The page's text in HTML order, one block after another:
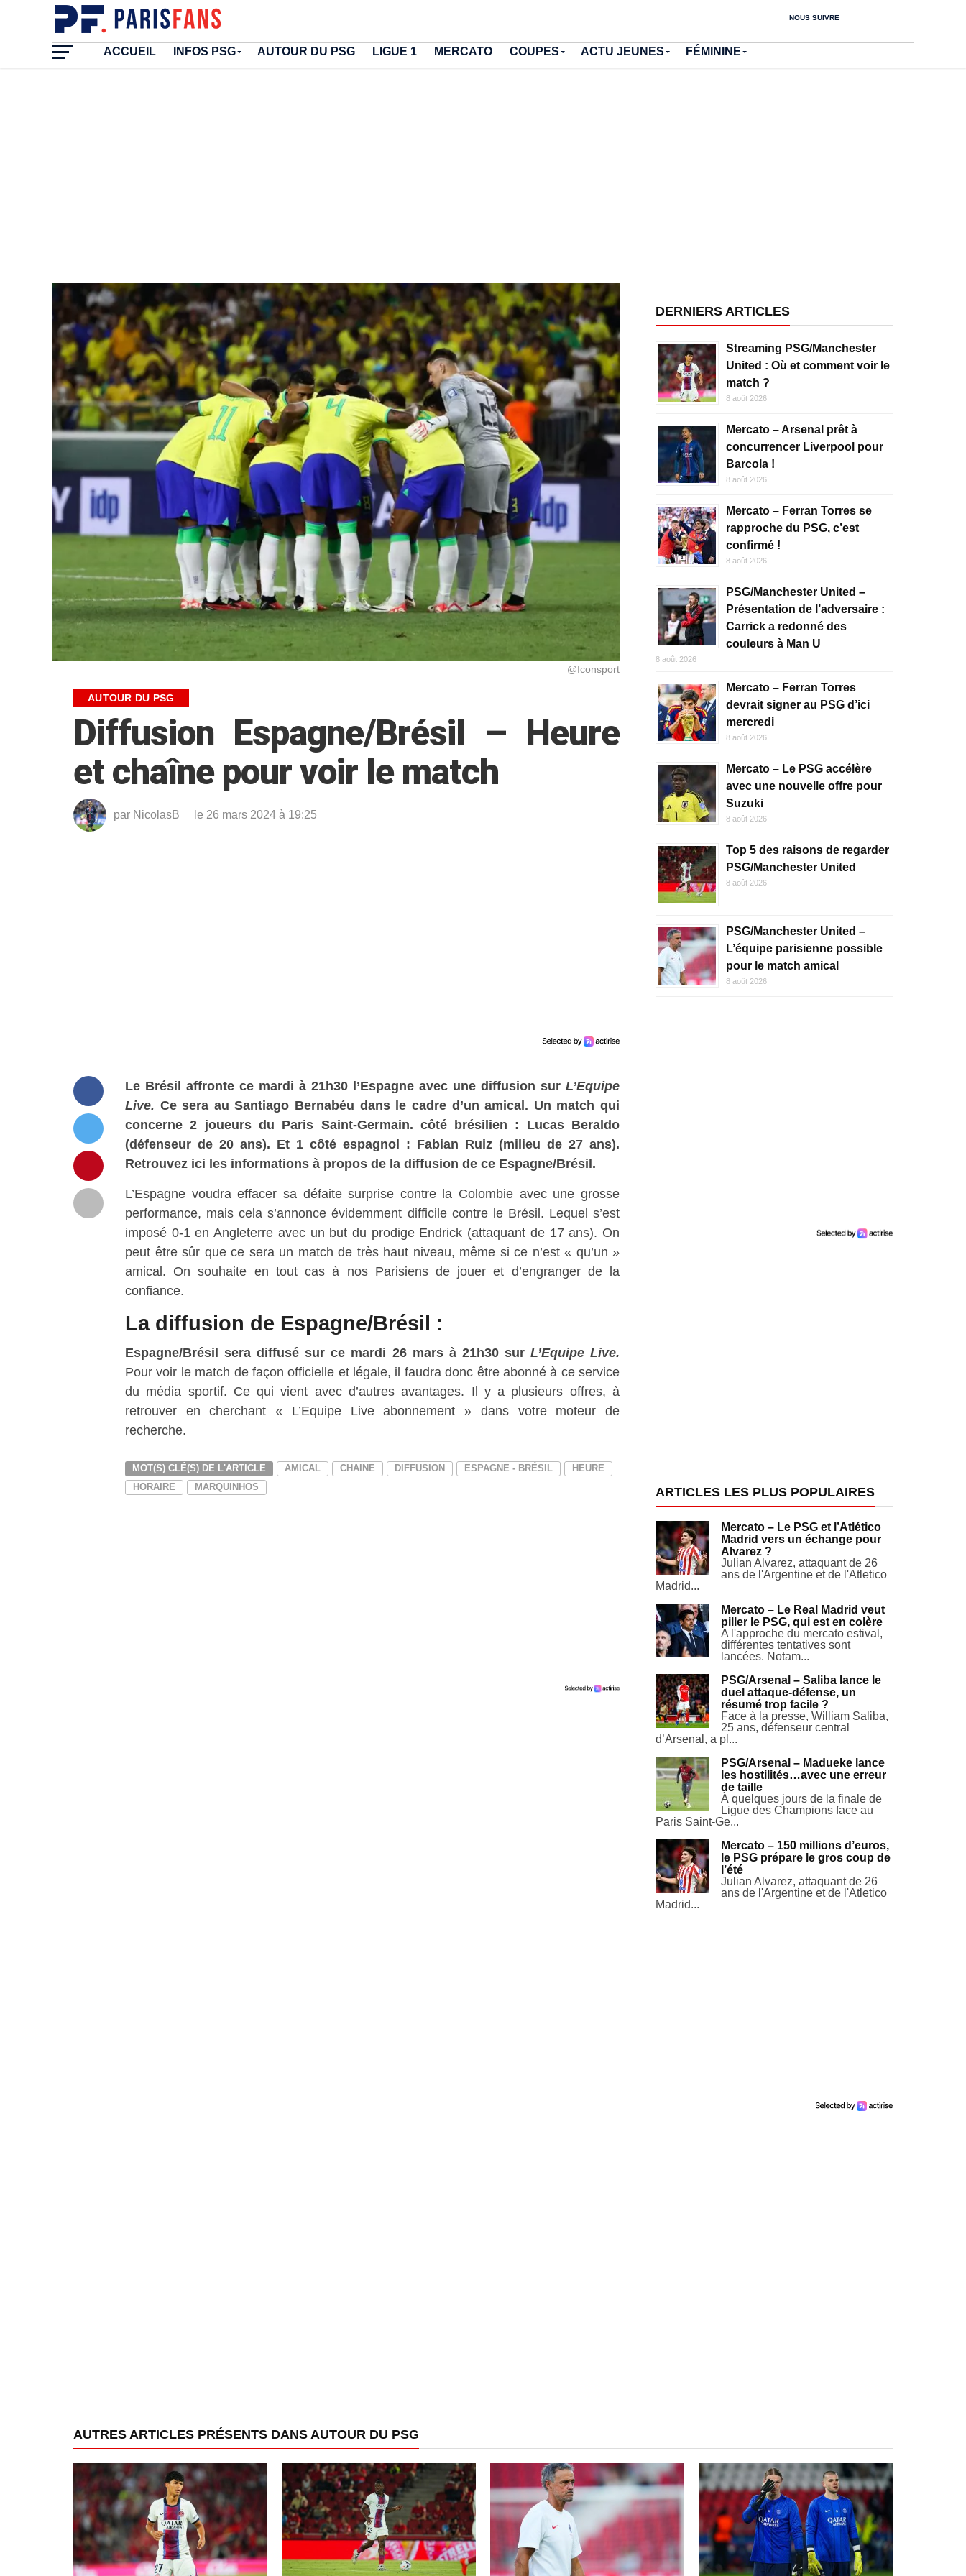
NOUS SUIVRE
ACCUEIL INFOS PSG AUTOUR DU PSG LIGUE 1 MERCATO COUPES ACTU JEUNES FÉMININE
@Iconsport
AUTOUR DU PSG
Diffusion Espagne/Brésil – Heure
et chaîne pour voir le match
par NicolasB le 26 mars 2024 à 19:25
Le Brésil affronte ce mardi à 21h30 l’Espagne avec une diffusion sur L’Equipe
Live. Ce sera au Santiago Bernabéu dans le cadre d’un amical. Un match qui
concerne 2 joueurs du Paris Saint-Germain. côté brésilien : Lucas Beraldo
(défenseur de 20 ans). Et 1 côté espagnol : Fabian Ruiz (milieu de 27 ans).
Retrouvez ici les informations à propos de la diffusion de ce Espagne/Brésil.
L’Espagne voudra effacer sa défaite surprise contre la Colombie avec une grosse
performance, mais cela s’annonce évidemment difficile contre le Brésil. Lequel s’est
imposé 0-1 en Angleterre avec un but du prodige Endrick (attaquant de 17 ans). On
peut être sûr que ce sera un match de très haut niveau, même si ce n’est « qu’un »
amical. On souhaite en tout cas à nos Parisiens de jouer et d’engranger de la
confiance.
La diffusion de Espagne/Brésil :
Espagne/Brésil sera diffusé sur ce mardi 26 mars à 21h30sur L’Equipe Live.
Pour voir le match de façon officielle et légale, il faudra donc être abonné à ce service
du média sportif. Ce qui vient avec d’autres avantages. Il y a plusieurs offres, à
retrouver en cherchant « L’Equipe Live abonnement » dans votre moteur de
recherche.
MOT(S) CLÉ(S) DE L'ARTICLE AMICAL CHAINE DIFFUSION ESPAGNE - BRÉSIL
HEURE
HORAIRE
MARQUINHOS
DERNIERS ARTICLES
Streaming PSG/Manchester
United : Où et comment voir le
match ?
8 août 2026
Mercato – Arsenal prêt à
concurrencer Liverpool pour
Barcola !
8 août 2026
Mercato – Ferran Torres se
rapproche du PSG, c’est
confirmé !
8 août 2026
PSG/Manchester United –
Présentation de l’adversaire :
Carrick a redonné des
couleurs à Man U
8 août 2026
Mercato – Ferran Torres
devrait signer au PSG d’ici
mercredi
8 août 2026
Mercato – Le PSG accélère
avec une nouvelle offre pour
Suzuki
8 août 2026
Top 5 des raisons de regarder
PSG/Manchester United
8 août 2026
PSG/Manchester United –
L’équipe parisienne possible
pour le match amical
8 août 2026
ARTICLES LES PLUS POPULAIRES
Mercato – Le PSG et l’Atlético
Madrid vers un échange pour
Alvarez ?
Julian Alvarez, attaquant de 26
ans de l'Argentine et de l'Atletico
Madrid...
Mercato – Le Real Madrid veut
piller le PSG, qui est en colère
A l'approche du mercato estival,
différentes tentatives sont
lancées. Notam...
PSG/Arsenal – Saliba lance le
duel attaque-défense, un
résumé trop facile ?
Face à la presse, William Saliba,
25 ans, défenseur central
d’Arsenal, a pl...
PSG/Arsenal – Madueke lance
les hostilités…avec une erreur
de taille
À quelques jours de la finale de
Ligue des Champions face au
Paris Saint-Ge...
Mercato – 150 millions d’euros,
le PSG prépare le gros coup de
l’été
Julian Alvarez, attaquant de 26
ans de l'Argentine et de l'Atletico
Madrid...
AUTRES ARTICLES PRÉSENTS DANS AUTOUR DU PSG